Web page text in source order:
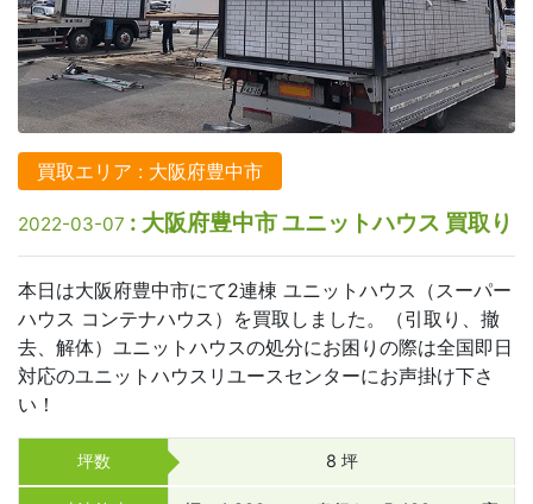
買取エリア : 大阪府豊中市
2022-03-07 : 大阪府豊中市 ユニットハウス 買取り
本日は大阪府豊中市にて2連棟 ユニットハウス（スーパー
ハウス コンテナハウス）を買取しました。（引取り、撤
去、解体）ユニットハウスの処分にお困りの際は全国即日
対応のユニットハウスリユースセンターにお声掛け下さ
い！
坪数 8 坪